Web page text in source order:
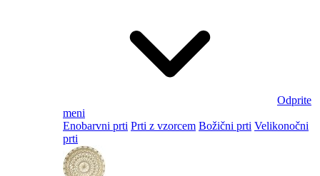
Odprite
meni
Enobarvni prti Prti z vzorcem Božični prti Velikonočni
prti​